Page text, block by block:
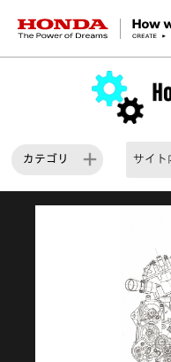
HONDA The Power
カテゴリ